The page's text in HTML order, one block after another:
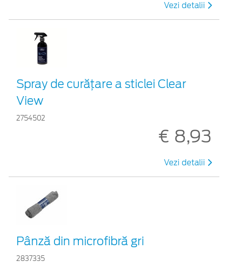
Vezi detalii
Spray de curățare a sticlei Clear
View
2754502
€ 8,93
Vezi detalii
Pânză din microfibră gri
2837335